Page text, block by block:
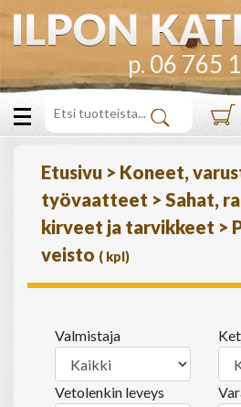
p. 06 765
Etusivu > Koneet,
työvaatteet > Sahat,
kirveet ja tarvikkeet >
veisto ( kpl)
Valmistaja
Vetolenkin leveys